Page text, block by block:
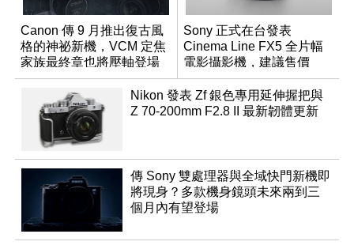
Canon 傳 9 月推出復古風
格的神祕新機，VCM 定焦
家族最終章也將壓軸登場
Sony 正式在台發表
Cinema Line FX5 全片幅
電影攝影機，建議售價
NT$144,980
Nikon 發表 Zf 銀色專用延伸握把與
Z 70-200mm F2.8 II 最新韌體更新
傳 Sony 雙處理器與全域快門新機即
將現身？多款機身鏡頭未來兩到三
個月內有望登場